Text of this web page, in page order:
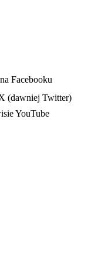
Facebooku
(dawniej Twitter)
YouTube